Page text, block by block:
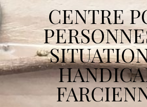
CENTRE